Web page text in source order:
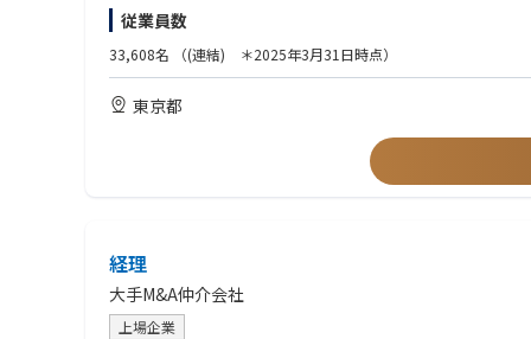
・カーボンニュートラルや人流・物流における社会課題に対し
・経営層と密接に連携しながら経営企画業務を進めることにより、
グループの経営の中枢を担う達成感を得ると共に、自身の成長を
■ブランド戦略・ブランドマネジメントの経験
■TOEIC600点以上
※業界不問です。異業界経験者歓迎です。
従業員数
33,608名 （(連結) ＊2025年3月31日時点）
東京都
経理
大手M&A仲介会社
上場企業